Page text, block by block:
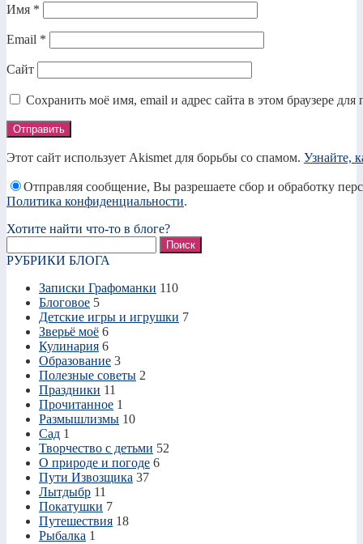
Имя *
Email *
Сайт
Сохранить моё имя, email и адрес сайта в этом браузере
Этот сайт использует Akismet для борьбы со спамом. Узнайте,
Отправляя сообщение, Вы разрешаете сбор и обработку
Политика конфиденциальности.
Хотите найти что-то в блоге?
РУБРИКИ БЛОГА
Записки Графоманки 110
Блоговое 5
Детские игры и игрушки 7
Зверьё моё 6
Кулинария 6
Образование 3
Полезные советы 2
Праздники 11
Прочитанное 1
Размышлизмы 10
Сад 1
Творчество с детьми 52
О природе и погоде 6
Пути Извозщика 37
Лытдыбр 11
Покатушки 7
Путешествия 18
Рыбалка 1